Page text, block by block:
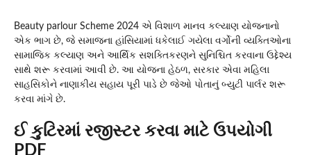
Beauty parlour Scheme 2024 એ વિશાળ માનવ કલ્યાણ યોજનાનો
એક ભાગ છે, જે સમાજના હાંસિયામાં ધકેલાઈ ગયેલા વર્ગોની વ્યક્તિઓના
સામાજિક કલ્યાણ અને આર્થિક સશક્તિકરણને સુનિશ્ચિત કરવાના ઉદ્દેશ્ય
સાથે શરૂ કરવામાં આવી છે. આ યોજના હેઠળ, સરકાર એવા મહિલા
સાહસિકોને નાણાકીય સહાય પૂરી પાડે છે જેઓ પોતાનું બ્યુટી પાર્લર શરૂ
કરવા માંગે છે.
ઈ કુટિરમાં રજીસ્ટર કરવા માટે ઉપયોગી
PDF